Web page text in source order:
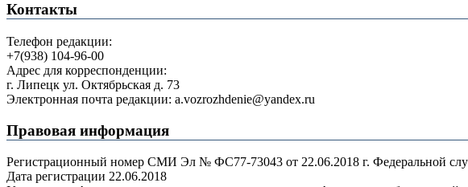
Контакты
Телефон редакции:
+7(938) 104-96-00
Адрес для корреспонденции:
г. Липецк ул. Октябрьская д. 73
Электронная почта редакции: a.vozrozhdenie@yandex.ru
Правовая информация
Регистрационный номер СМИ Эл № ФС77-73043 от 22.06.2018 г. Федеральной
Дата регистрации 22.06.2018